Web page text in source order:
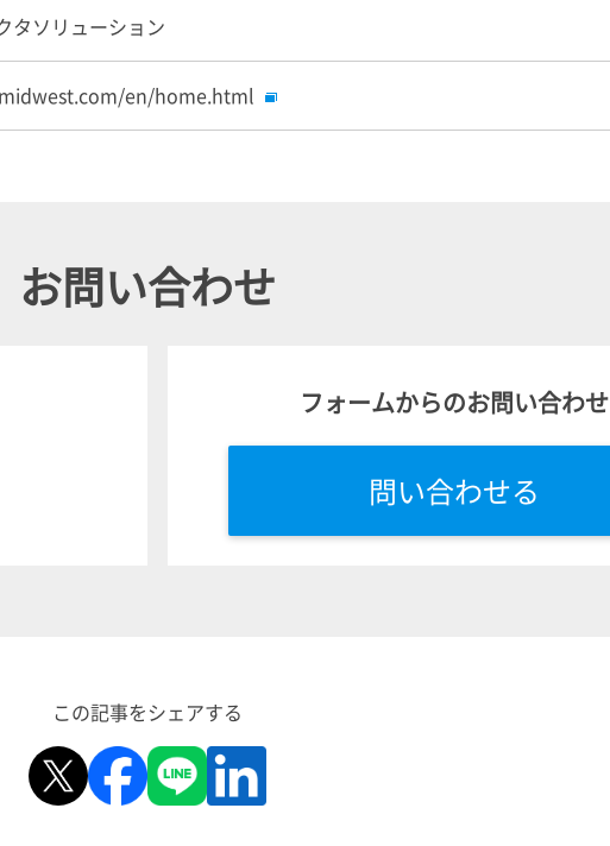
タソリューション
en/home.html
お問い合わせ
フォームからのお問い合わせ
問い合わせる
この記事をシェアする